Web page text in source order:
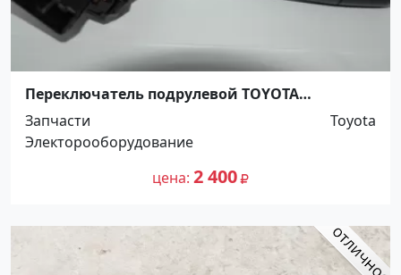
Переключатель подрулевой TOYOTA
VITZ,IST,COROLLA,RAV4 / PROBOX 00-
Краснодар
Запчасти
Toyota
Электорооборудование
цена 2 400